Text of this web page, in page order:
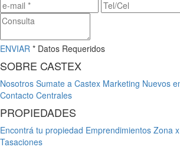
ENVIAR * Datos Requeridos
SOBRE CASTEX
Nosotros Sumate a Castex Marketing Nuevos
Contacto Centrales
PROPIEDADES
Encontrá tu propiedad Emprendimientos Zona
Tasaciones